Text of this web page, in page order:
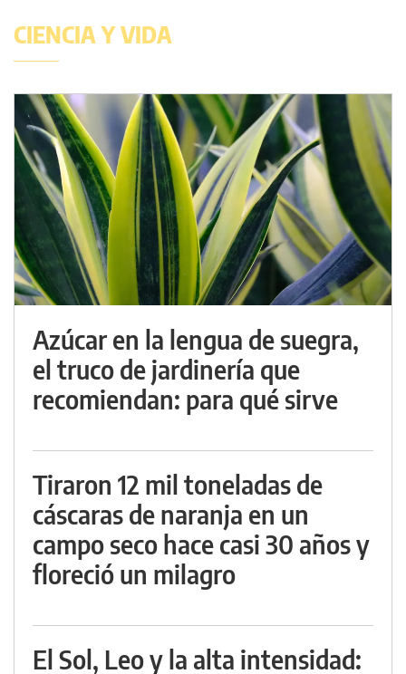
CIENCIA Y VIDA
Azúcar en la lengua de suegra,
el truco de jardinería que
recomiendan: para qué sirve
Tiraron 12 mil toneladas de
cáscaras de naranja en un
campo seco hace casi 30 años y
floreció un milagro
El Sol, Leo y la alta intensidad: